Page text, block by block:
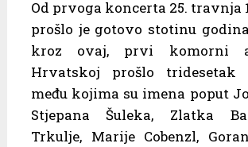
Od prvoga koncerta 25. travnja
prošlo je gotovo stotinu
kroz ovaj, prvi komorni
Hrvatskoj prošlo tridesetak
među kojima su imena poput
Stjepana Šuleka, Zlatka
Trkulje, Marije Cobenzl,